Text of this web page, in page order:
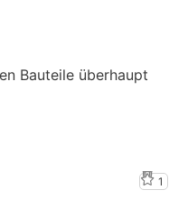
Bauteile überhaupt
1